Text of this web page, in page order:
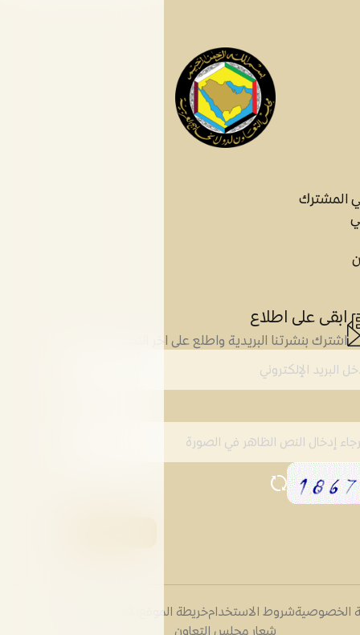
المشترك
ابقى على اطلاع
اشترك بنشرتنا البريدية واطلع على اخر التطورات
الخصوصيةشروط الاستخدامخريطة الموقع
شعار مجلس التعاون